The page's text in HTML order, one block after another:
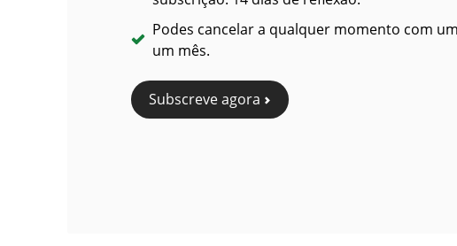
Podes cancelar a qualquer momento com
um mês.
Subscreve agora